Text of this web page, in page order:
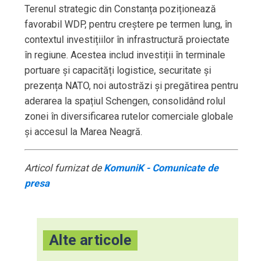
Terenul strategic din Constanța poziționează
favorabil WDP, pentru creștere pe termen lung, în
contextul investițiilor în infrastructură proiectate
în regiune. Acestea includ investiții în terminale
portuare și capacități logistice, securitate și
prezența NATO, noi autostrăzi și pregătirea pentru
aderarea la spațiul Schengen, consolidând rolul
zonei în diversificarea rutelor comerciale globale
și accesul la Marea Neagră.
Articol furnizat deKomuniK - Comunicate de
presa
Alte articole